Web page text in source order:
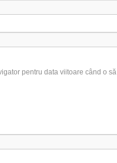
pentru data viitoare când o să